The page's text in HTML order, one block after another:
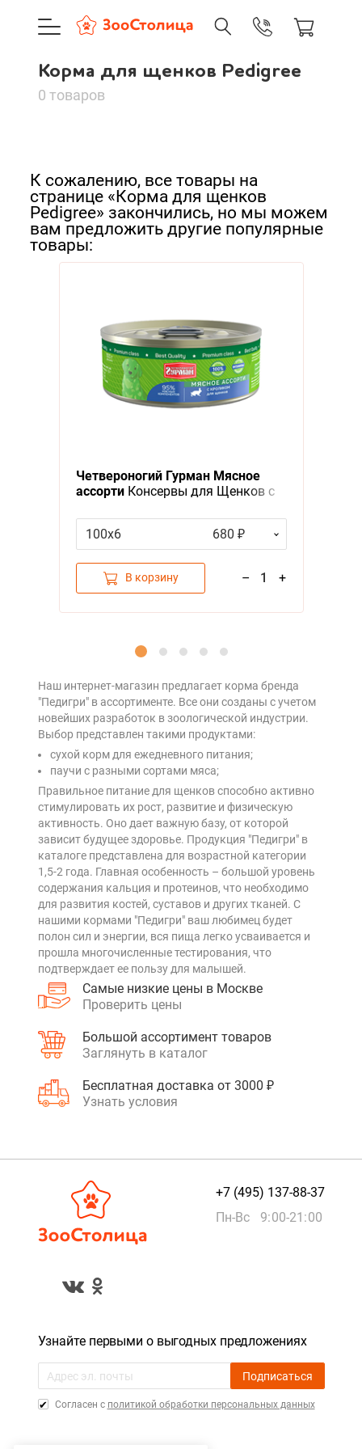
Корма для щенков Pedigree
0 товаров
К сожалению, все товары на
странице «Корма для щенков
Pedigree» закончились, но мы можем
вам предложить другие популярные
товары:
Четвероногий Гурман Мясное
ассортиКонсервы для Щенков с
100х6
680 ₽
В корзину – 1 +
Наш интернет-магазин предлагает корма бренда
"Педигри" в ассортименте. Все они созданы с учетом
новейших разработок в зоологической индустрии.
Выбор представлен такими продуктами:
сухой корм для ежедневного питания;
паучи с разными сортами мяса;
Правильное питание для щенков способно активно
стимулировать их рост, развитие и физическую
активность. Оно дает важную базу, от которой
зависит будущее здоровье. Продукция "Педигри" в
каталоге представлена для возрастной категории
1,5-2 года. Главная особенность – большой уровень
содержания кальция и протеинов, что необходимо
для развития костей, суставов и других тканей. С
нашими кормами "Педигри" ваш любимец будет
полон сил и энергии, вся пища легко усваивается и
прошла многочисленные тестирования, что
подтверждает ее пользу для малышей.
Самые низкие цены в Москве
Проверить цены
Большой ассортимент товаров
Заглянуть в каталог
Бесплатная доставка от 3000 ₽
Узнать условия
Корма для щенков
Pedigree
По нашему
По популярности
Cначала дешевые
г. Москва
Каталог товаров
О компании
Вход
+7 (495) 137-88-37
Пн-Вс 9:00-21:00
Узнайте первыми о выгодных предложениях
Подписаться
Cогласен с политикой обработки персональных данных